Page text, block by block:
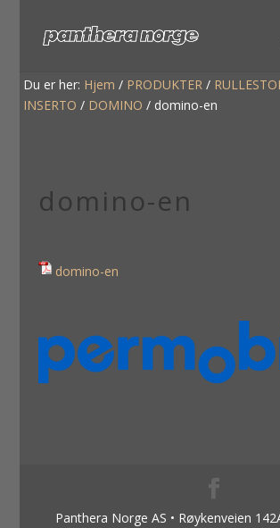
Du er her: Hjem / PRODUKTER /
INSERTO / DOMINO / domino-en
domino-en
domino-en
Panthera Norge AS • Røykenveien